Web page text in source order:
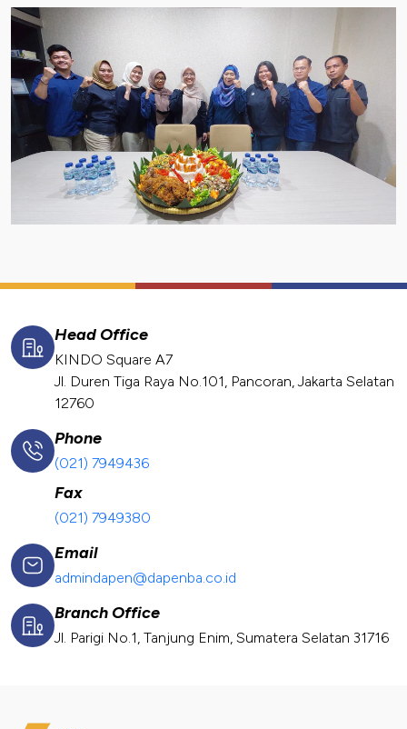
Head Office
KINDO Square A7
Jl. Duren Tiga Raya No.101, Pancoran, Jakarta Selatan
12760
Phone
(021) 7949436
Fax
(021) 7949380
Email
admindapen@dapenba.co.id
Branch Office
Jl. Parigi No.1, Tanjung Enim, Sumatera Selatan 31716